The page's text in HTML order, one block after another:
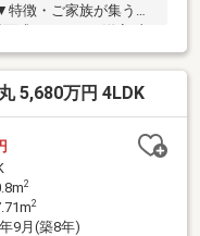
徴・ご家族が集う
仕様・各洋室と和室
洋室はバルコニー
く使用可能・駐車ス
けっと山手本牧通り
お手伝いします
軽にお問い合わせく
5,680万円 4LDK
2
2
9月(築8年)